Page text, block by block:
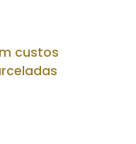
custos